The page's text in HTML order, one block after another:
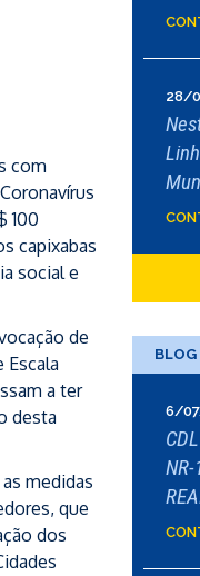
com
100
capixabas
social e
de
Escala
a ter
desta
medidas
que
dos
28/
BLOG
6/
NR-